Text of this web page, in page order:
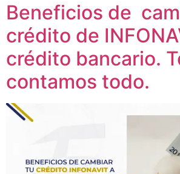
Beneficios de
crédito de
crédito bancario.
contamos todo.